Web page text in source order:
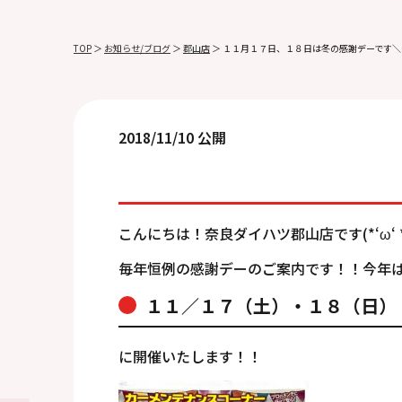
TOP ＞ お知らせ/ブログ ＞ 郡山店 ＞ １１月１７日、１８日は冬の感謝デーです
2018/11/10 公開
こんにちは！奈良ダイハツ郡山店です(*‘ω‘
毎年恒例の感謝デーのご案内です！！今年
１１／１７（土）・１８（日）
に開催いたします！！